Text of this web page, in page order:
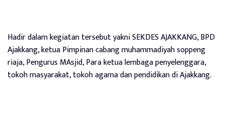
Hadir dalam kegiatan tersebut yakni SEKDES AJAKKANG, BPD
Ajakkang, ketua Pimpinan cabang muhammadiyah soppeng
riaja, Pengurus MAsjid, Para ketua lembaga penyelenggara,
tokoh masyarakat, tokoh agama dan pendidikan di Ajakkang.